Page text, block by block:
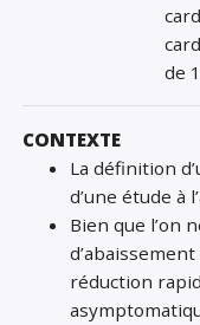
de
CONTEXTE
La définition
d’une étude à
Bien que l’on
réduction